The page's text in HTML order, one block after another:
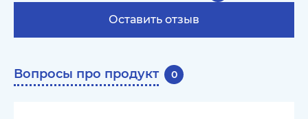
Оставить отзыв
Вопросы про продукт 0